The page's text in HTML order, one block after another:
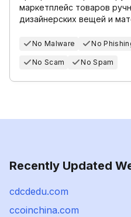
маркетплейс товаров
дизайнерских вещей и
No Malware No
No Scam No Spam
Recently Updated
cdcdedu.com
ccoinchina.com